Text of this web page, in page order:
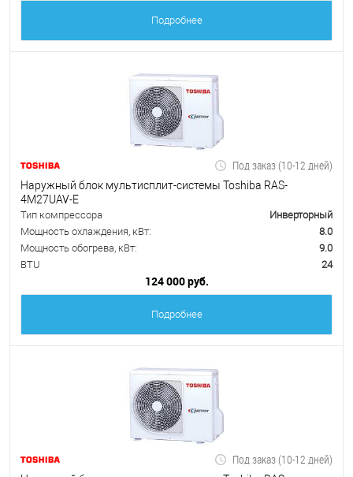
Подробнее
Под заказ (10-12 дней)
Наружный блок мультисплит-системы Toshiba RAS-
4M27UAV-E
Тип компрессора
Инверторный
Мощность охлаждения, кВт:
8.0
Мощность обогрева, кВт:
9.0
BTU
24
124 000 руб.
Подробнее
Под заказ (10-12 дней)